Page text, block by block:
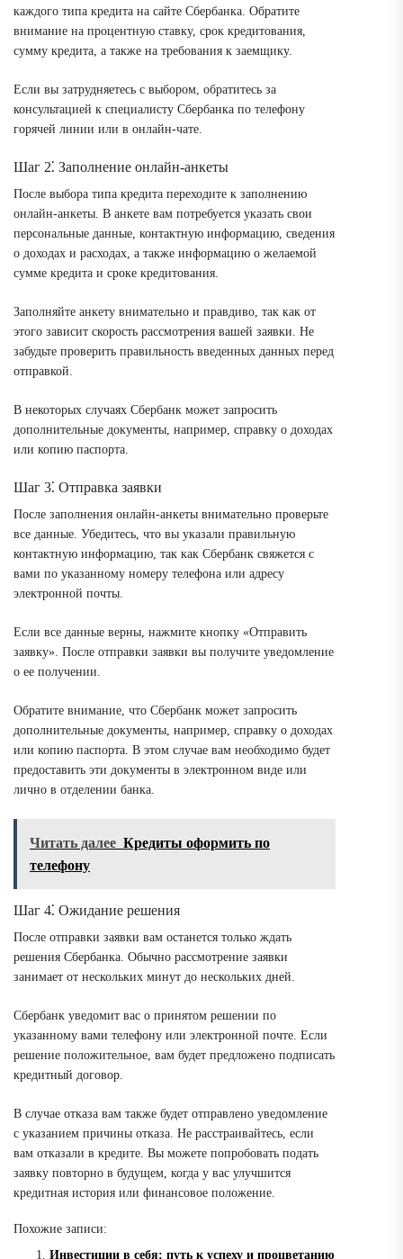
каждого типа кредита на сайте Сбербанка. Обратите
внимание на процентную ставку, срок кредитования,
сумму кредита, а также на требования к заемщику.
Если вы затрудняетесь с выбором, обратитесь за
консультацией к специалисту Сбербанка по телефону
горячей линии или в онлайн-чате.
Шаг 2⁚ Заполнение онлайн-анкеты
После выбора типа кредита переходите к заполнению
онлайн-анкеты. В анкете вам потребуется указать свои
персональные данные, контактную информацию, сведения
о доходах и расходах, а также информацию о желаемой
сумме кредита и сроке кредитования.
Заполняйте анкету внимательно и правдиво, так как от
этого зависит скорость рассмотрения вашей заявки. Не
забудьте проверить правильность введенных данных перед
отправкой.
В некоторых случаях Сбербанк может запросить
дополнительные документы, например, справку о доходах
или копию паспорта.
Шаг 3⁚ Отправка заявки
После заполнения онлайн-анкеты внимательно проверьте
все данные. Убедитесь, что вы указали правильную
контактную информацию, так как Сбербанк свяжется с
вами по указанному номеру телефона или адресу
электронной почты.
Если все данные верны, нажмите кнопку «Отправить
заявку». После отправки заявки вы получите уведомление
о ее получении.
Обратите внимание, что Сбербанк может запросить
дополнительные документы, например, справку о доходах
или копию паспорта. В этом случае вам необходимо будет
предоставить эти документы в электронном виде или
лично в отделении банка.
Читать далее Кредиты оформить по
телефону
Шаг 4⁚ Ожидание решения
После отправки заявки вам останется только ждать
решения Сбербанка. Обычно рассмотрение заявки
занимает от нескольких минут до нескольких дней.
Сбербанк уведомит вас о принятом решении по
указанному вами телефону или электронной почте. Если
решение положительное, вам будет предложено подписать
кредитный договор.
В случае отказа вам также будет отправлено уведомление
с указанием причины отказа. Не расстраивайтесь, если
вам отказали в кредите. Вы можете попробовать подать
заявку повторно в будущем, когда у вас улучшится
кредитная история или финансовое положение.
Похожие записи:
Инвестиции в себя: путь к успеху и процветанию